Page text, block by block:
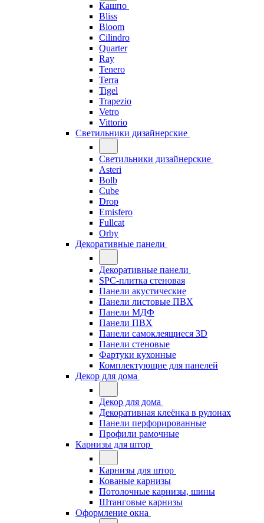
Кашпо
Bliss
Bloom
Cilindro
Quarter
Ray
Tenero
Terra
Tigel
Trapezio
Vetro
Vittorio
Светильники дизайнерские
Светильники дизайнерские
Asteri
Bolb
Cube
Drop
Emisfero
Fullcat
Orby
Декоративные панели
Декоративные панели
SPC-плитка стеновая
Панели акустические
Панели листовые ПВХ
Панели МДФ
Панели ПВХ
Панели самоклеящиеся 3D
Панели стеновые
Фартуки кухонные
Комплектующие для панелей
Декор для дома
Декор для дома
Декоративная клеёнка в рулонах
Панели перфорированные
Профили рамочные
Карнизы для штор
Карнизы для штор
Кованые карнизы
Потолочные карнизы, шины
Штанговые карнизы
Оформление окна